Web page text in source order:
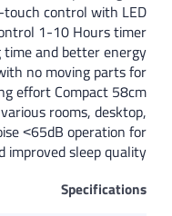
anywhere in the room
for ease of
of choosing
efficiency Bladeless
injury-free, minimum
for easy portability
or personal spaces Low
minimum disturbance